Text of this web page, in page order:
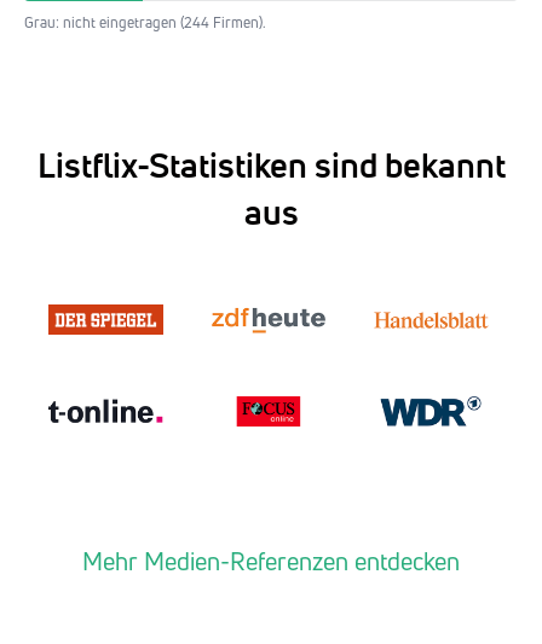
Grau: nicht eingetragen (244 Firmen).
Listflix-Statistiken sind bekannt
aus
Mehr Medien-Referenzen entdecken